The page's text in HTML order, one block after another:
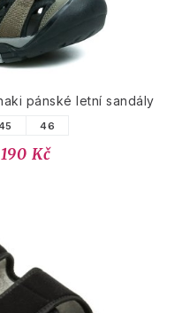
pánské letní sandály
46
Kč